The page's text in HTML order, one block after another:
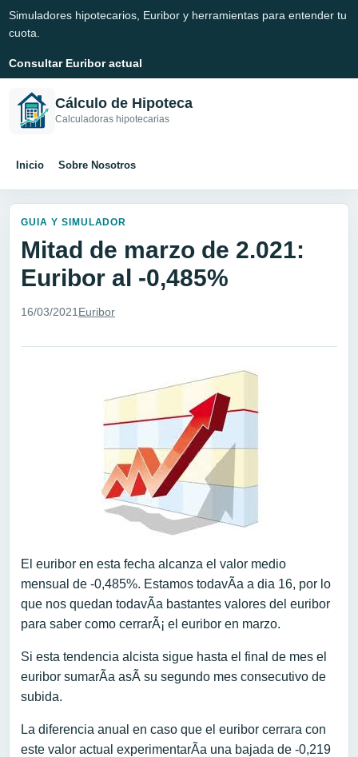
Simuladores hipotecarios, Euribor y herramientas para entender tu
cuota.
Consultar Euribor actual
Cálculo de Hipoteca
Calculadoras hipotecarias
Inicio Sobre Nosotros
GUIA Y SIMULADOR
Mitad de marzo de 2.021:
Euribor al -0,485%
16/03/2021 Euribor
El euribor en esta fecha alcanza el valor medio
mensual de -0,485%. Estamos todavÃ­a a dia 16, por lo
que nos quedan todavÃ­a bastantes valores del euribor
para saber como cerrarÃ¡ el euribor en marzo.
Si esta tendencia alcista sigue hasta el final de mes el
euribor sumarÃ­a asÃ­ su segundo mes consecutivo de
subida.
La diferencia anual en caso que el euribor cerrara con
este valor actual experimentarÃ­a una bajada de -0,219